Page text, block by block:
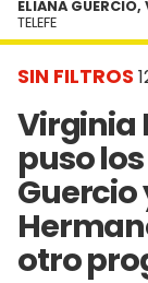
SIN FILTROS
Virginia
puso
Guercio
otro
ELIANA GUERCIO,
TELEFE